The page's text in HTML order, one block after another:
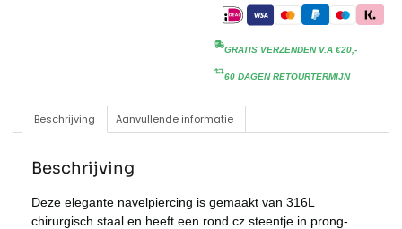
GRATIS VERZENDEN V.A €20,-
60 DAGEN RETOURTERMIJN
Beschrijving Aanvullende informatie
Beschrijving
Deze elegante navelpiercing is gemaakt van 316L
chirurgisch staal en heeft een rond cz steentje in prong-